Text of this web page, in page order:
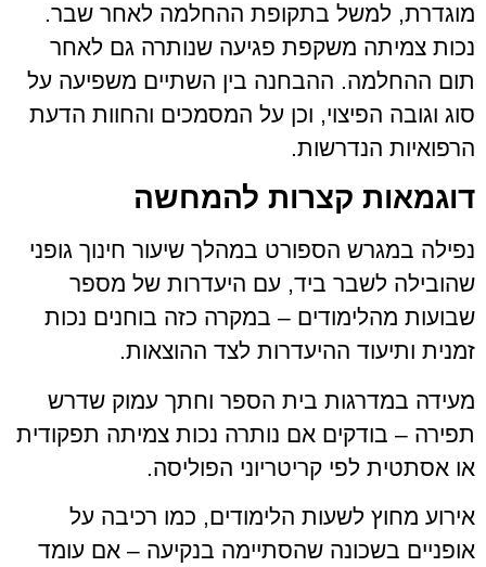
מוגדרת, למשל בתקופת ההחלמה לאחר שבר.
נכות צמיתה משקפת פגיעה שנותרה גם לאחר
תום ההחלמה. ההבחנה בין השתיים משפיעה על
סוג וגובה הפיצוי, וכן על המסמכים והחוות הדעת
הרפואיות הנדרשות.
דוגמאות קצרות להמחשה
נפילה במגרש הספורט במהלך שיעור חינוך גופני
שהובילה לשבר ביד, עם היעדרות של מספר
שבועות מהלימודים – במקרה כזה בוחנים נכות
זמנית ותיעוד ההיעדרות לצד ההוצאות.
מעידה במדרגות בית הספר וחתך עמוק שדרש
תפירה – בודקים אם נותרה נכות צמיתה תפקודית
או אסתטית לפי קריטריוני הפוליסה.
אירוע מחוץ לשעות הלימודים, כמו רכיבה על
אופניים בשכונה שהסתיימה בנקיעה – אם עומד